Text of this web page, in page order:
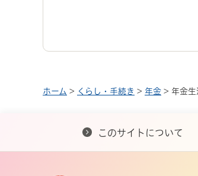
ホーム > くらし・手続き > 年金 > 年金生
このサイトについて